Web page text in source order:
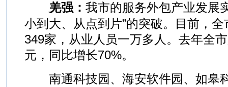
羌强： 我市的服务外包产业发展
小到大、从点到片”的突破。目前，
349家，从业人员一万多人。去年全
元，同比增长70%。
南通科技园、海安软件园、如皋